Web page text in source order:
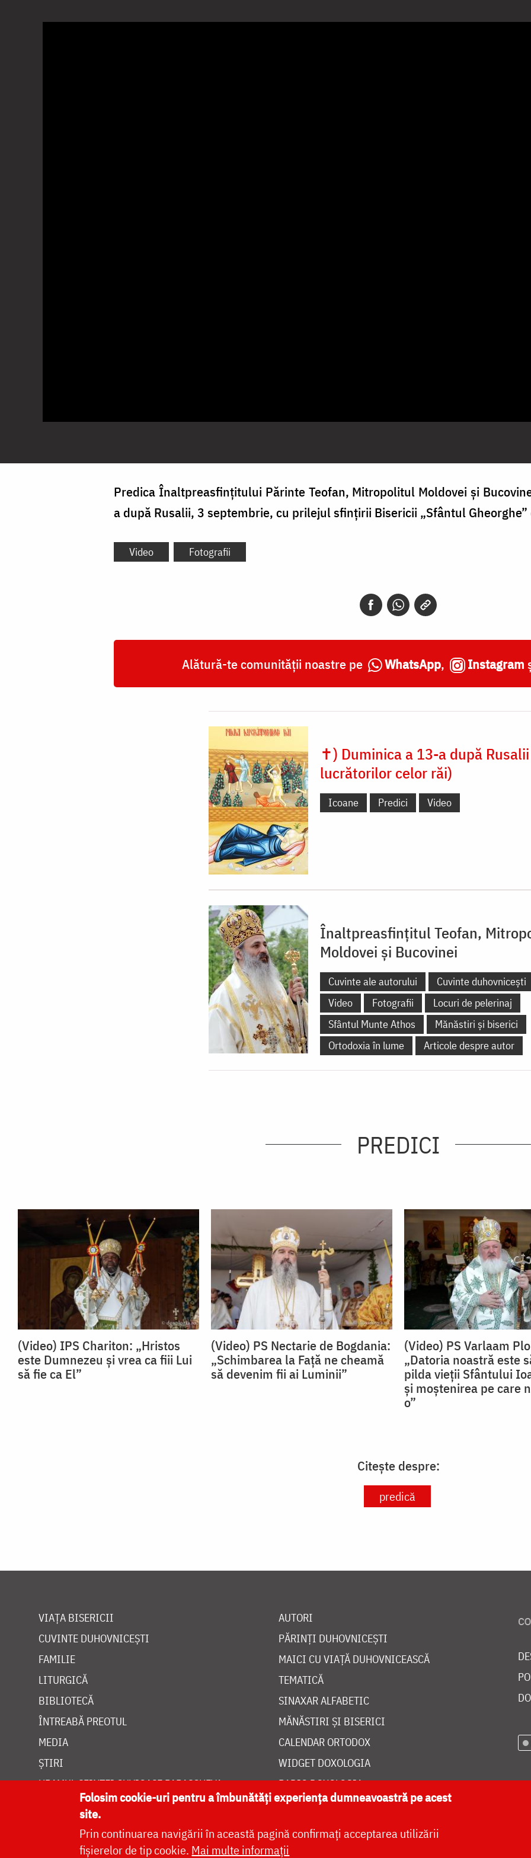
Predica Înaltpreasfințitului Părinte Teofan, Mitropolitul Moldovei și
a după Rusalii, 3 septembrie, cu prilejul sfințirii Bisericii „Sfântul
Video Fotografii
Alătură-te comunității noastre pe WhatsApp, Instagram
✝) Duminica a 13-a după
lucrătorilor celor răi)
Icoane Predici Video
Înaltpreasfințitul Teofan,
Moldovei și Bucovinei
Cuvinte ale autorului Cuvinte duhovnicești
Video
Fotografii
Locuri de pelerinaj
Sfântul Munte Athos
Mănăstiri și biserici
Ortodoxia în lume
Articole despre autor
PREDICI
(Video) IPS Chariton: „Hristos
este Dumnezeu și vrea ca fiii Lui
să fie ca El”
(Video) PS Nectarie de Bogdania:
„Schimbarea la Față ne cheamă
să devenim fii ai Luminii”
(Video) PS Varlaam
„Datoria noastră este
pilda vieții Sfântului
și moștenirea pe care
o”
Citește despre:
predică
VIAȚA BISERICII
CUVINTE DUHOVNICEȘTI
FAMILIE
LITURGICĂ
BIBLIOTECĂ
ÎNTREABĂ PREOTUL
MEDIA
ȘTIRI
HRAMUL SFINTEI CUVIOASE PARASCHEVA
AUTORI
PĂRINȚI DUHOVNICEȘTI
MAICI CU VIAȚĂ DUHOVNICEASCĂ
TEMATICĂ
SINAXAR ALFABETIC
MĂNĂSTIRI ȘI BISERICI
CALENDAR ORTODOX
WIDGET DOXOLOGIA
RADIO DOXOLOGIA
Folosim cookie-uri pentru a îmbunătăți experiența dumneavoastră pe acest
site.
Prin continuarea navigării în această pagină confirmați acceptarea utilizării
fișierelor de tip cookie. Mai multe informații